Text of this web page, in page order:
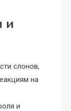
и
слонов,
на
и